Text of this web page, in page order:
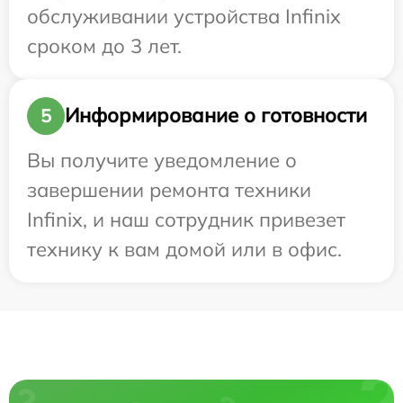
обслуживании устройства Infinix
сроком до 3 лет.
5
Информирование о готовности
Вы получите уведомление о
завершении ремонта техники
Infinix, и наш сотрудник привезет
технику к вам домой или в офис.